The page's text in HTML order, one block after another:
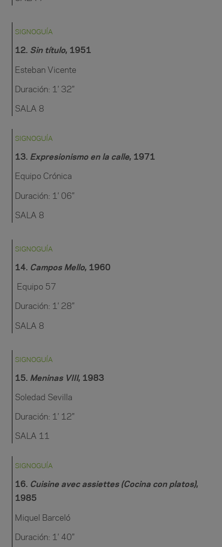
SIGNOGUÍA
12. Sin título, 1951
Esteban Vicente
Duración: 1′ 32″
SALA 8
SIGNOGUÍA
13. Expresionismo en la calle, 1971
Equipo Crónica
Duración: 1′ 06″
SALA 8
SIGNOGUÍA
14. Campos Mello, 1960
Equipo 57
Duración: 1′ 28″
SALA 8
SIGNOGUÍA
15. Meninas VIII, 1983
Soledad Sevilla
Duración: 1′ 12″
SALA 11
SIGNOGUÍA
16. Cuisine avec assiettes (Cocina con platos),
1985
Miquel Barceló
Duración: 1′ 40″